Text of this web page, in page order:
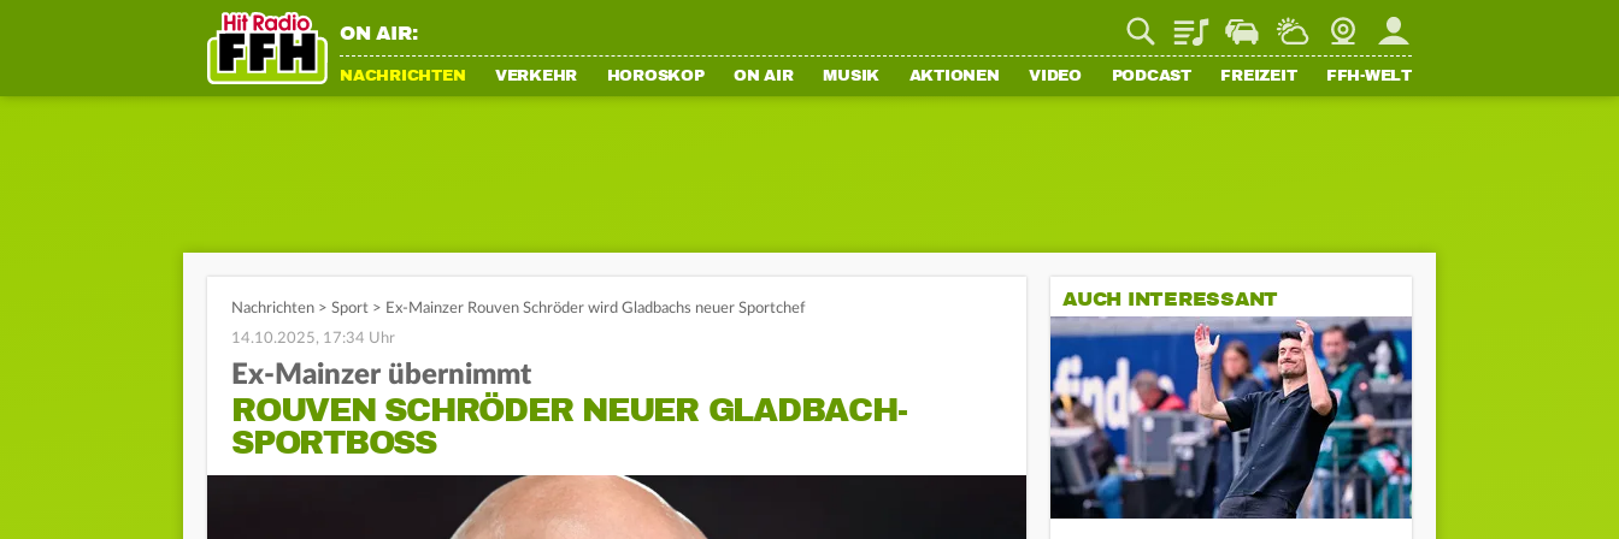
ON AIR: PlaylistStaupilotWetterWebcamMein FFH
NACHRICHTEN VERKEHR HOROSKOP ON AIR MUSIK AKTIONEN VIDEO PODCAST FREIZEIT FFH-WELT
Nachrichten > Sport > Ex-Mainzer Rouven Schröder wird Gladbachs neuer Sportchef
14.10.2025, 17:34 Uhr
Ex-Mainzer übernimmt
ROUVEN SCHRÖDER NEUER GLADBACH-
SPORTBOSS
AUCH INTERESSANT